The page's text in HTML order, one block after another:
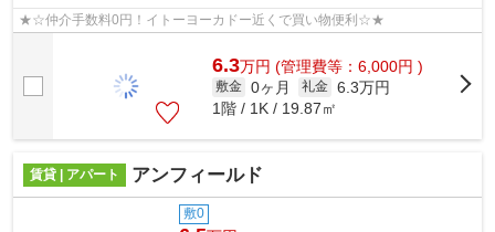
★☆仲介手数料0円！イトーヨーカドー近くで買い物便利☆★
6.3万円 (管理費等：6,000円 )
敷金 0ヶ月 礼金 6.3万円
1階 / 1K / 19.87㎡
賃貸 | アパート アンフィールド
敷0